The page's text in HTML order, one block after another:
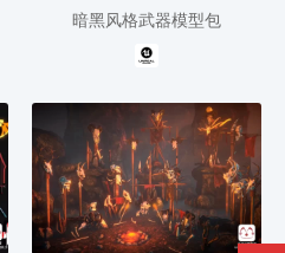
暗黑风格武器模型包